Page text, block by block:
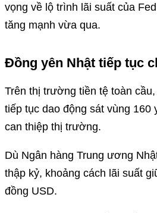
vọng về lộ trình lãi suất của
tăng mạnh vừa qua.
Đồng yên Nhật tiếp tục
Trên thị trường tiền tệ toàn
tiếp tục dao động sát vùng
can thiệp thị trường.
Dù Ngân hàng Trung ương
thập kỷ, khoảng cách lãi suất
đồng USD.